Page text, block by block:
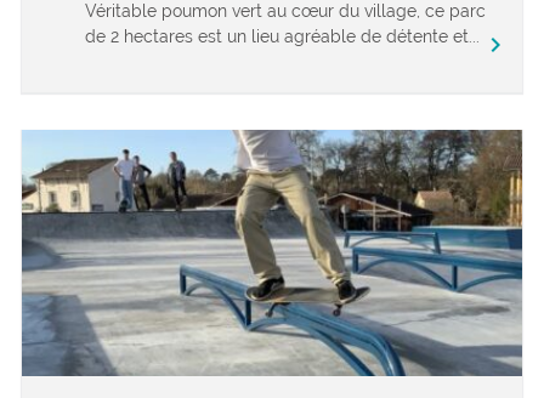
Véritable poumon vert au cœur du village, ce parc
de 2 hectares est un lieu agréable de détente et...
chevron_right